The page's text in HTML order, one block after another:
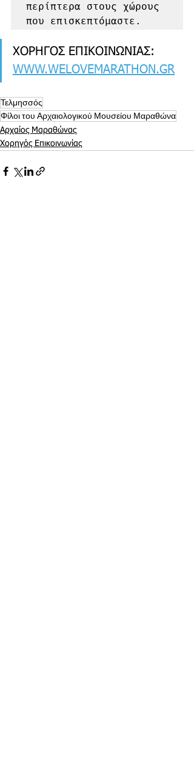
περίπτερα στους χώρους
που επισκεπτόμαστε.
ΧΟΡΗΓΟΣ ΕΠΙΚΟΙΝΩΝΙΑΣ:
WWW.WELOVEMARATHON.GR
Τελμησσός
Φίλοι του Αρχαιολογικού Μουσείου Μαραθώνα
Αρχαίος Μαραθώνας
Χορηγός Επικοινωνίας